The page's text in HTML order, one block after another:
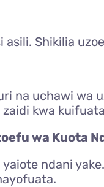
Shikilia
na uchawi wa
kwa
wa Kuota
ndani yake.